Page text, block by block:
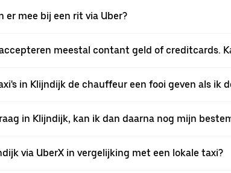
er mee bij een rit via Uber?
meestal contant geld of creditcards.
in Klijndijk de chauffeur een fooi geven als ik
in Klijndijk, kan ik dan daarna nog mijn
via UberX in vergelijking met een lokale taxi?